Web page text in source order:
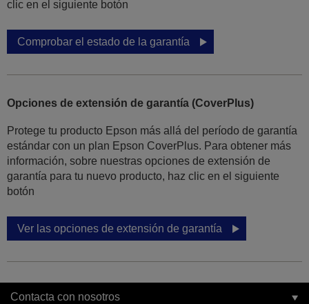
clic en el siguiente botón
Comprobar el estado de la garantía
Opciones de extensión de garantía (CoverPlus)
Protege tu producto Epson más allá del período de garantía
estándar con un plan Epson CoverPlus. Para obtener más
información, sobre nuestras opciones de extensión de
garantía para tu nuevo producto, haz clic en el siguiente
botón
Ver las opciones de extensión de garantía
Contacta con nosotros